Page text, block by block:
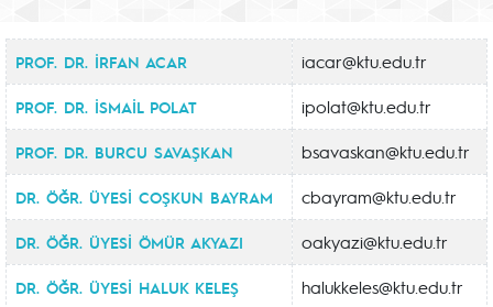
PROF. DR. İRFAN ACAR iacar@ktu.edu.tr
PROF. DR. İSMAİL POLAT ipolat@ktu.edu.tr
PROF. DR. BURCU SAVAŞKAN bsavaskan@ktu.edu.tr
DR. ÖĞR. ÜYESİ COŞKUN BAYRAM cbayram@ktu.edu.tr
DR. ÖĞR. ÜYESİ ÖMÜR AKYAZI oakyazi@ktu.edu.tr
DR. ÖĞR. ÜYESİ HALUK KELEŞ halukkeles@ktu.edu.tr